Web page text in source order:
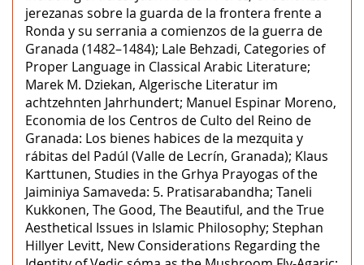
jerezanas sobre la guarda de la frontera frente a
Ronda y su serrania a comienzos de la guerra de
Granada (1482–1484); Lale Behzadi, Categories of
Proper Language in Classical Arabic Literature;
Marek M. Dziekan, Algerische Literatur im
achtzehnten Jahrhundert; Manuel Espinar Moreno,
Economia de los Centros de Culto del Reino de
Granada: Los bienes habices de la mezquita y
rábitas del Padúl (Valle de Lecrín, Granada); Klaus
Karttunen, Studies in the Grhya Prayogas of the
Jaiminiya Samaveda: 5. Pratisarabandha; Taneli
Kukkonen, The Good, The Beautiful, and the True
Aesthetical Issues in Islamic Philosophy; Stephan
Hillyer Levitt, New Considerations Regarding the